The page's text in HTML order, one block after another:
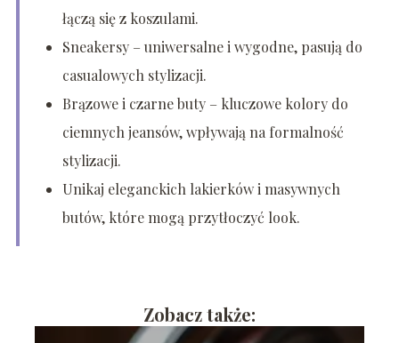
łączą się z koszulami.
Sneakersy – uniwersalne i wygodne, pasują do
casualowych stylizacji.
Brązowe i czarne buty – kluczowe kolory do
ciemnych jeansów, wpływają na formalność
stylizacji.
Unikaj eleganckich lakierków i masywnych
butów, które mogą przytłoczyć look.
Zobacz także: